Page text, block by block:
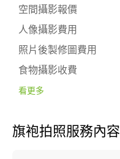
空間攝影報價
人像攝影費用
照片後製修圖費用
食物攝影收費
看更多
旗袍拍照服務內容